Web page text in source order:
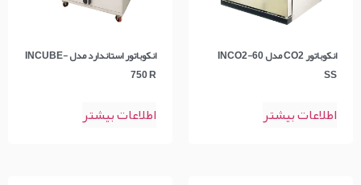
انکوباتور CO2 مدل INCO2-60
SS
اطلاعات بیشتر
انکوباتور استاندارد مدل INCUBE-
750 R
اطلاعات بیشتر